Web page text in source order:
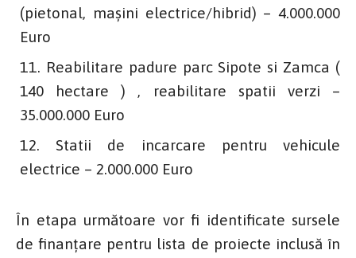
(pietonal, mașini electrice/hibrid) – 4.000.000
Euro
Reabilitare padure parc Sipote si Zamca (
140 hectare ) , reabilitare spatii verzi –
35.000.000 Euro
Statii de incarcare pentru vehicule
electrice – 2.000.000 Euro
În etapa următoare vor fi identificate sursele
de finanțare pentru lista de proiecte inclusă în